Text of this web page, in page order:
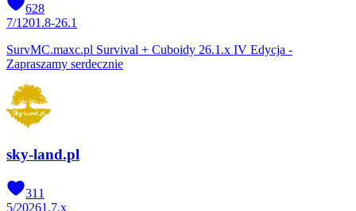
628
7/1201.8-26.1
SurvMC.maxc.pl Survival + Cuboidy 26.1.x IV Edycja -
Zapraszamy serdecznie
sky-land.pl
311
5/20261.7.x